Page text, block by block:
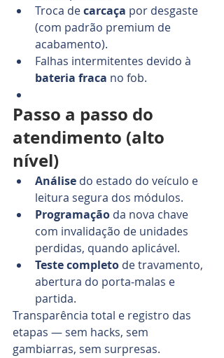
Troca de carcaça por desgaste
(com padrão premium de
acabamento).
Falhas intermitentes devido à
bateria fraca no fob.
Passo a passo do
atendimento (alto
nível)
Análise do estado do veículo e
leitura segura dos módulos.
Programação da nova chave
com invalidação de unidades
perdidas, quando aplicável.
Teste completo de travamento,
abertura do porta‑malas e
partida.
Transparência total e registro das
etapas — sem hacks, sem
gambiarras, sem surpresas.